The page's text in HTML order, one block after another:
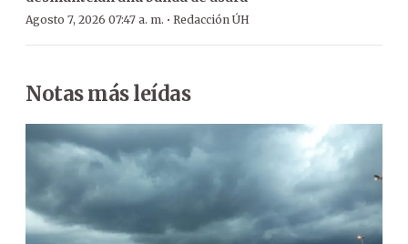
Agosto 7, 2026 07:47 a. m. · Redacción ÚH
Notas más leídas